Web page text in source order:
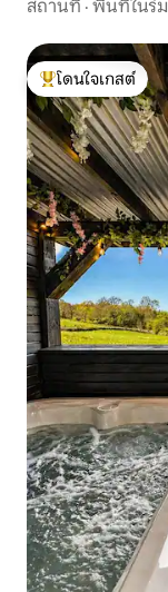
สถานที่ · พื้นที่ในร่ม
โดนใจเกสต์ที่สุด
โดนใจเกสต์